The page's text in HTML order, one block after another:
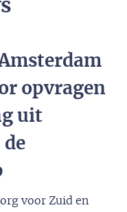
opvragen
uit
voor Zuid en